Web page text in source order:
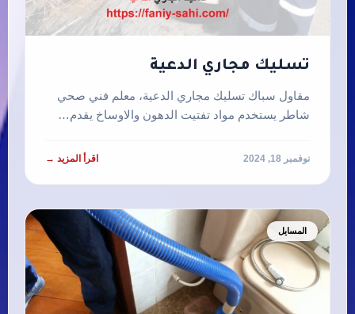
تسليك مجاري الدعية
مقاول سباك تسليك مجاري الدعية، معلم فني صحي
شاطر يستخدم مواد تفتيت الدهون والاوساخ يقدم…
نوفمبر 18, 2024 اقرأ المزيد →
المسايل